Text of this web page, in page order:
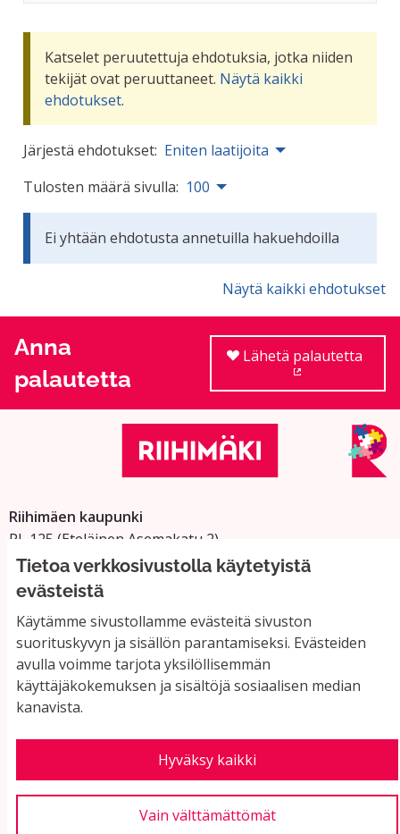
Tietoa verkkosivustolla käytetyistä
evästeistä
Käytämme sivustollamme evästeitä sivuston
suorituskyvyn ja sisällön parantamiseksi. Evästeiden
avulla voimme tarjota yksilöllisemmän
käyttäjäkokemuksen ja sisältöjä sosiaalisen median
kanavista.
Hyväksy kaikki
Vain välttämättömät
Katselet peruutettuja ehdotuksia, jotka niiden
tekijät ovat peruuttaneet. Näytä kaikki
ehdotukset.
Järjestä ehdotukset: Eniten laatijoita
Tulosten määrä sivulla: 100
Ei yhtään ehdotusta annetuilla hakuehdoilla
Näytä kaikki ehdotukset
Anna
palautetta
Lähetä palautetta
Riihimäen kaupunki
PL 125 (Eteläinen Asemakatu 2)
11101 Riihimäki
Vaihde: 019 758 4000
Sähköpostiosoitteet:
etunimi.sukunimi@riihimaki.fi
Yhteystiedot ja usein kysyttyä
Käyttöehdot
Evästeasetukset